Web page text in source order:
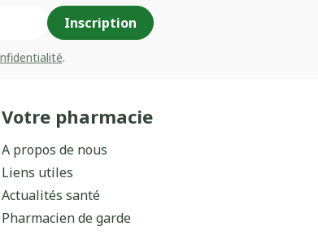
Inscription
.
Votre pharmacie
A propos de nous
Liens utiles
Actualités santé
Pharmacien de garde